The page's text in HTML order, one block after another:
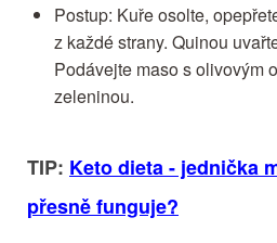
Postup: Kuře osolte,
z každé strany. Quinou
Podávejte maso s olivovým
zeleninou.
TIP: Keto dieta - jednička
přesně funguje?